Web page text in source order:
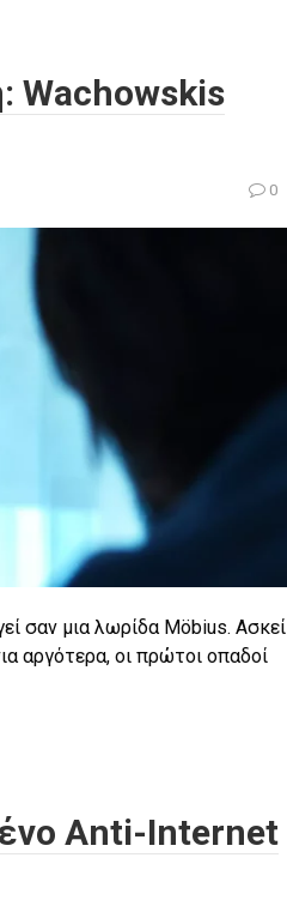
Wachowskis
0
σαν μια λωρίδα Möbius. Ασκεί
αργότερα, οι πρώτοι οπαδοί
Anti-Internet